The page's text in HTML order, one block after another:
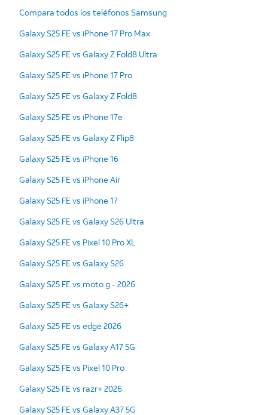
Compara todos los teléfonos Samsung
Galaxy S25 FE vs iPhone 17 Pro Max
Galaxy S25 FE vs Galaxy Z Fold8 Ultra
Galaxy S25 FE vs iPhone 17 Pro
Galaxy S25 FE vs Galaxy Z Fold8
Galaxy S25 FE vs iPhone 17e
Galaxy S25 FE vs Galaxy Z Flip8
Galaxy S25 FE vs iPhone 16
Galaxy S25 FE vs iPhone Air
Galaxy S25 FE vs iPhone 17
Galaxy S25 FE vs Galaxy S26 Ultra
Galaxy S25 FE vs Pixel 10 Pro XL
Galaxy S25 FE vs Galaxy S26
Galaxy S25 FE vs moto g - 2026
Galaxy S25 FE vs Galaxy S26+
Galaxy S25 FE vs edge 2026
Galaxy S25 FE vs Galaxy A17 5G
Galaxy S25 FE vs Pixel 10 Pro
Galaxy S25 FE vs razr+ 2026
Galaxy S25 FE vs Galaxy A37 5G